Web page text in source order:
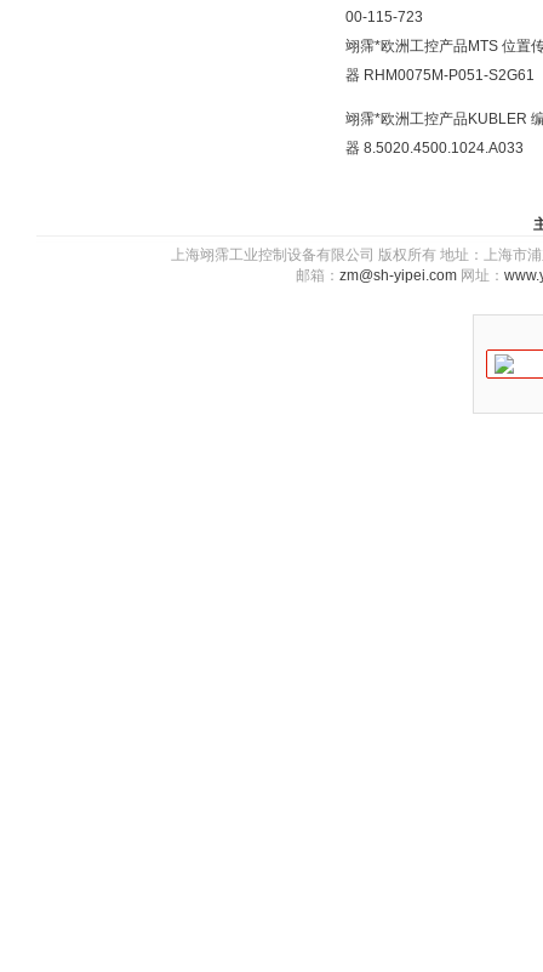
00-115-723
翊霈*欧洲工控产品MTS 位置
器 RHM0075M-P051-S2G61
翊霈*欧洲工控产品KUBLER
器 8.5020.4500.1024.A033
上海翊霈工业控制设备有限公司 版权所有 地址：上海
邮箱： zm@sh-yipei.com 网址：